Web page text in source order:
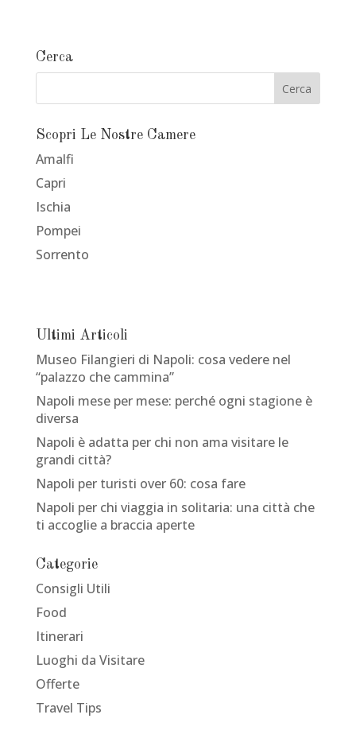
Cerca
Scopri Le Nostre Camere
Amalfi
Capri
Ischia
Pompei
Sorrento
Ultimi Articoli
Museo Filangieri di Napoli: cosa vedere nel
“palazzo che cammina”
Napoli mese per mese: perché ogni stagione è
diversa
Napoli è adatta per chi non ama visitare le
grandi città?
Napoli per turisti over 60: cosa fare
Napoli per chi viaggia in solitaria: una città che
ti accoglie a braccia aperte
Categorie
Consigli Utili
Food
Itinerari
Luoghi da Visitare
Offerte
Travel Tips